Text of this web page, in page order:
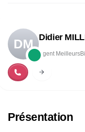
DM Didier
Agent
Présentation